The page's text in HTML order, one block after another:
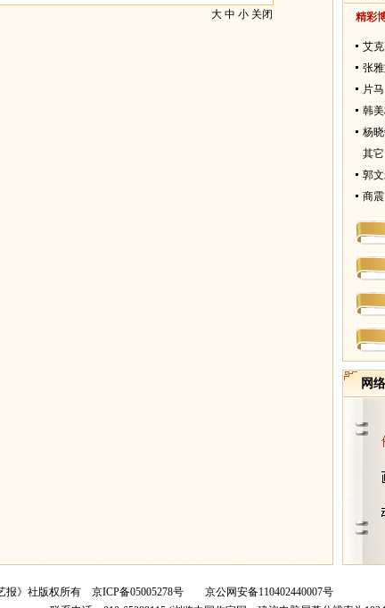
大 中 小 关闭 精彩
艾
张
片
韩
杨
其它
郭
商
网
报》社版权所有 京ICP备05005278号京公网安备110402440007号